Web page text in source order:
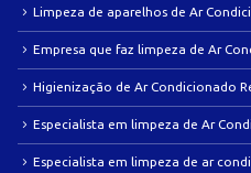
Limpeza de aparelhos de Ar
Empresa que faz limpeza de Ar
Higienização de Ar Condicionado
Especialista em limpeza de Ar
Especialista em limpeza de ar